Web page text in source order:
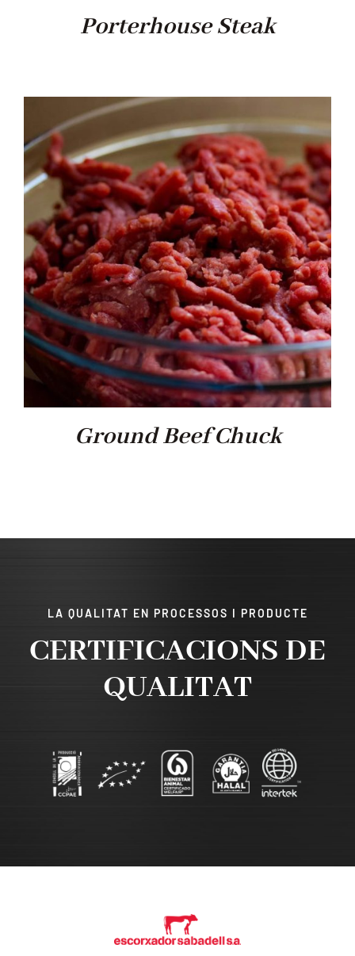
Porterhouse Steak
Ground Beef Chuck
LA QUALITAT EN PROCESSOS I PRODUCTE
CERTIFICACIONS DE
QUALITAT